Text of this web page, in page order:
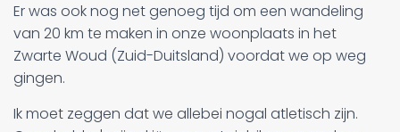
Er was ook nog net genoeg tijd om een wandeling
van 20 km te maken in onze woonplaats in het
Zwarte Woud (Zuid-Duitsland) voordat we op weg
gingen.
Ik moet zeggen dat we allebei nogal atletisch zijn.